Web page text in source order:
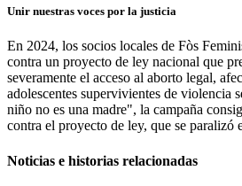
Unir nuestras voces por la justicia
En 2024, los socios locales de Fòs
contra un proyecto de ley nacional que
severamente el acceso al aborto legal,
adolescentes supervivientes de violencia
niño no es una madre", la campaña
contra el proyecto de ley, que se paralizó
Noticias e historias relacionadas